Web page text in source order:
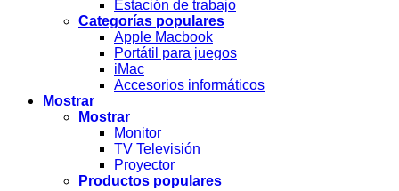
Estación de trabajo
Categorías populares
Apple Macbook
Portátil para juegos
iMac
Accesorios informáticos
Mostrar
Mostrar
Monitor
TV Televisión
Proyector
Productos populares